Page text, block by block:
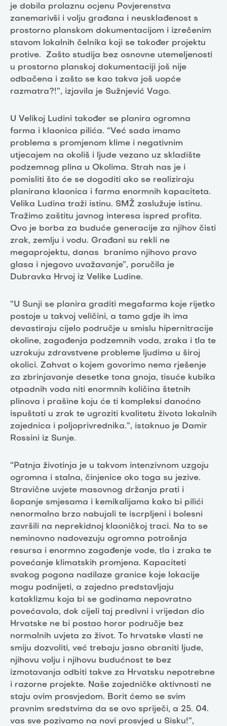
je dobila prolaznu ocjenu Povjerenstva
zanemarivši i volju građana i neusklađenost s
prostorno planskom dokumentacijom i izrečenim
stavom lokalnih čelnika koji se također projektu
protive. Zašto studija bez osnovne utemeljenosti
u prostorno planskoj dokumentaciji još nije
odbačena i zašto se kao takva još uopće
razmatra?!”, izjavila je Sužnjević Vago.
U Velikoj Ludini također se planira ogromna
farma i klaonica pilića. “Već sada imamo
problema s promjenom klime i negativnim
utjecajem na okoliš i ljude vezano uz skladište
podzemnog plina u Okolima. Strah nas je i
pomisliti što će se dogoditi ako se realiziraju
planirana klaonica i farma enormnih kapaciteta.
Velika Ludina traži istinu. SMŽ zaslužuje istinu.
Tražimo zaštitu javnog interesa ispred profita.
Ovo je borba za buduće generacije za njihov čisti
zrak, zemlju i vodu. Građani su rekli ne
megaprojektu, danas branimo njihovo pravo
glasa i njegovo uvažavanje”, poručila je
Dubravka Hrvoj iz Velike Ludine.
“U Sunji se planira graditi megafarma koje rijetko
postoje u takvoj veličini, a tamo gdje ih ima
devastiraju cijelo područje u smislu hipernitracije
okoline, zagađenja podzemnih voda, zraka i tla te
uzrokuju zdravstvene probleme ljudima u široj
okolici. Zahvat o kojem govorimo nema rješenje
za zbrinjavanje desetke tona gnoja, tisuće kubika
otpadnih voda niti enormnih količina štetnih
plinova i prašine koju će ti kompleksi danoćno
ispuštati u zrak te ugroziti kvalitetu života lokalnih
zajednica i poljoprivrednika.”, istaknuo je Damir
Rossini iz Sunje.
“Patnja životinja je u takvom intenzivnom uzgoju
ogromna i stalna, činjenice oko toga su jezive.
Stravične uvjete masovnog držanja prati i
šopanje smjesama i kemikalijama kako bi pilići
nenormalno brzo nabujali te iscrpljeni i bolesni
završili na neprekidnoj klaoničkoj traci. Na to se
neminovno nadovezuju ogromna potrošnja
resursa i enormno zagađenje vode, tla i zraka te
povećanje klimatskih promjena. Kapaciteti
svakog pogona nadilaze granice koje lokacije
mogu podnijeti, a zajedno predstavljaju
kataklizmu koja bi se godinama nepovratno
povećavala, dok cijeli taj predivni i vrijedan dio
Hrvatske ne bi postao horor područje bez
normalnih uvjeta za život. To hrvatske vlasti ne
smiju dozvoliti, već trebaju jasno obraniti ljude,
njihovu volju i njihovu budućnost te bez
izmotavanja odbiti takve za Hrvatsku nepotrebne
i razorne projekte. Naše zajedničke aktivnosti ne
staju ovim prosvjedom. Borit ćemo se svim
pravnim sredstvima da se ovo spriječi, a 25. 04.
vas sve pozivamo na novi prosvjed u Sisku!”,